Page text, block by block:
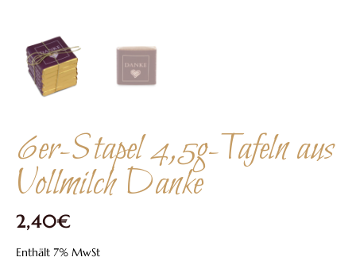
6er-Stapel 4,5g-Tafeln aus
Vollmilch Danke
2,40€
Enthält 7% MwSt